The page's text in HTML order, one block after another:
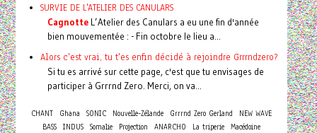
SURVIE DE L'ATELIER DES CANULARS
CagnotteL’Atelier des Canulars a eu une fin d'année
bien mouvementée : - Fin octobre le lieu a...
Alors c'est vrai, tu t'es enfin décidé à rejoindre Grrrndzero?
Si tu es arrivé sur cette page, c'est que tu envisages de
participer à Grrrnd Zero. Merci, on va...
CHANT Ghana SONIC Nouvelle-Zélande Grrrnd Zero Gerland
NEW WAVE
BASS INDUS Somalie Projection ANARCHO La triperie Macédoine